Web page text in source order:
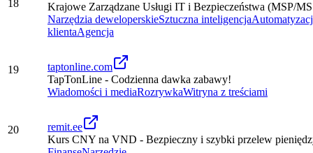
18
Krajowe Zarządzane Usługi IT i Bezpieczeństwa (MSP/
Narzędzia deweloperskieSztuczna inteligencja
klientaAgencja
19
taptonline.com
TapTonLine - Codzienna dawka zabawy!
Wiadomości i mediaRozrywkaWitryna z treściami
20
remit.ee
Kurs CNY na VND - Bezpieczny i szybki przelew